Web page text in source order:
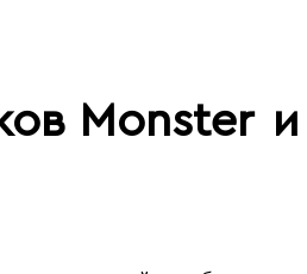
Monster и